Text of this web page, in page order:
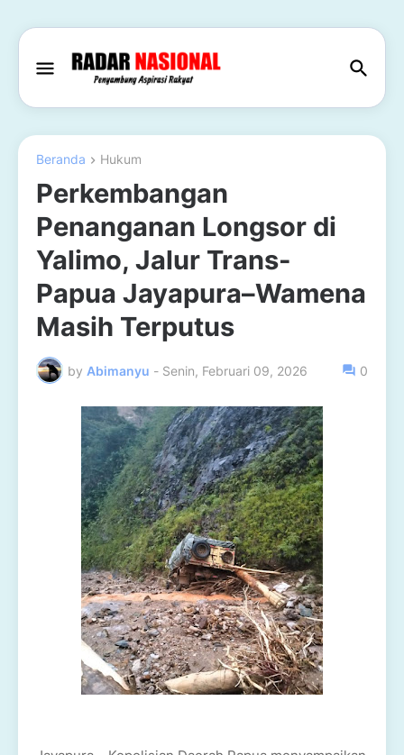
Beranda Hukum
Perkembangan
Penanganan Longsor di
Yalimo, Jalur Trans-
Papua Jayapura–Wamena
Masih Terputus
by Abimanyu - Senin, Februari 09, 2026 0